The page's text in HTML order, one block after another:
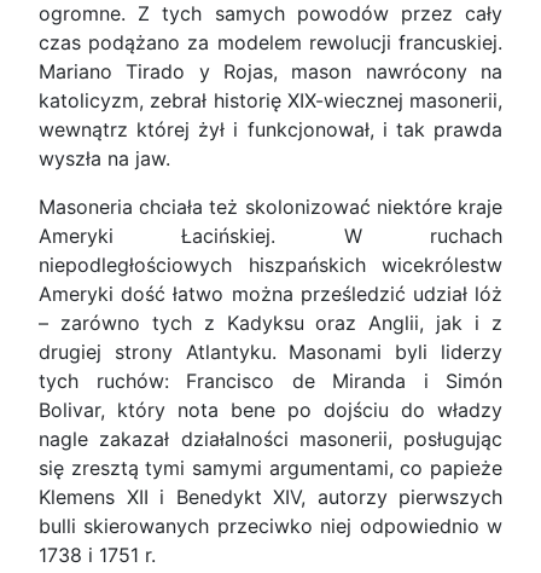
ogromne. Z tych samych powodów przez cały
czas podążano za modelem rewolucji francuskiej.
Mariano Tirado y Rojas, mason nawrócony na
katolicyzm, zebrał historię XIX-wiecznej masonerii,
wewnątrz której żył i funkcjonował, i tak prawda
wyszła na jaw.
Masoneria chciała też skolonizować niektóre kraje
Ameryki Łacińskiej. W ruchach
niepodległościowych hiszpańskich wicekrólestw
Ameryki dość łatwo można prześledzić udział lóż
– zarówno tych z Kadyksu oraz Anglii, jak i z
drugiej strony Atlantyku. Masonami byli liderzy
tych ruchów: Francisco de Miranda i Simón
Bolivar, który nota bene po dojściu do władzy
nagle zakazał działalności masonerii, posługując
się zresztą tymi samymi argumentami, co papieże
Klemens XII i Benedykt XIV, autorzy pierwszych
bulli skierowanych przeciwko niej odpowiednio w
1738 i 1751 r.